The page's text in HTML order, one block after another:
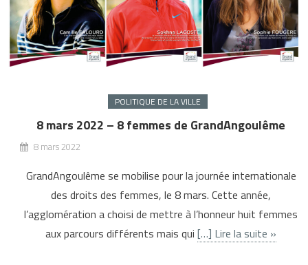
POLITIQUE DE LA VILLE
8 mars 2022 – 8 femmes de GrandAngoulême
8 mars 2022
GrandAngoulême se mobilise pour la journée internationale
des droits des femmes, le 8 mars. Cette année,
l’agglomération a choisi de mettre à l’honneur huit femmes
aux parcours différents mais qui […] Lire la suite »